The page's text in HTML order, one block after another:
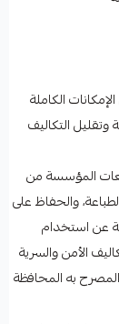
الكاملة
التكاليف
المؤسسة من
والحفاظ على
عن استخدام
الأمن والسرية
به المحافظة